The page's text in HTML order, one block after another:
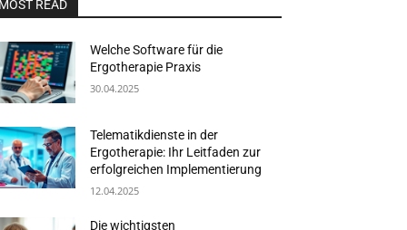
READ
Welche Software für die
Ergotherapie Praxis
30.04.2025
Telematikdienste in der
Ergotherapie: Ihr Leitfaden zur
erfolgreichen Implementierung
12.04.2025
Die wichtigsten